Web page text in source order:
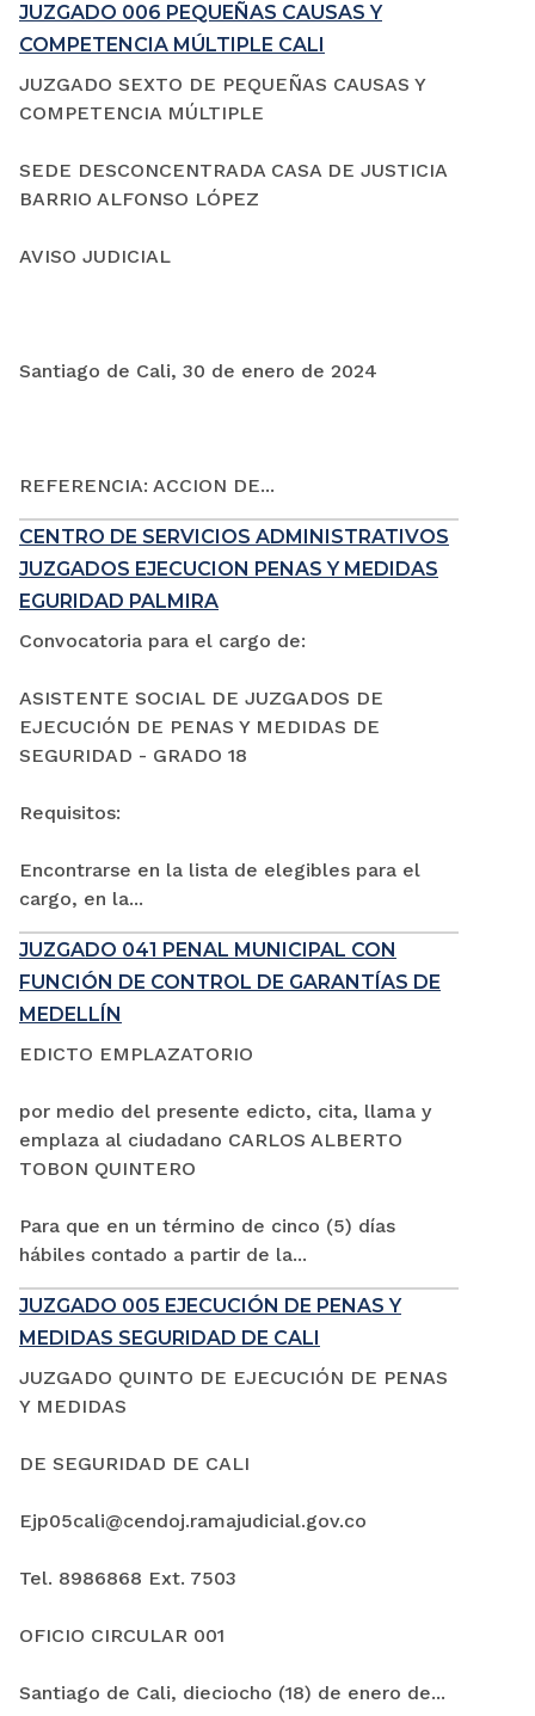
JUZGADO 006 PEQUEÑAS CAUSAS Y
COMPETENCIA MÚLTIPLE CALI
JUZGADO SEXTO DE PEQUEÑAS CAUSAS Y
COMPETENCIA MÚLTIPLE
SEDE DESCONCENTRADA CASA DE JUSTICIA
BARRIO ALFONSO LÓPEZ
AVISO JUDICIAL
Santiago de Cali, 30 de enero de 2024
REFERENCIA: ACCION DE...
CENTRO DE SERVICIOS ADMINISTRATIVOS
JUZGADOS EJECUCION PENAS Y MEDIDAS
EGURIDAD PALMIRA
Convocatoria para el cargo de:
ASISTENTE SOCIAL DE JUZGADOS DE
EJECUCIÓN DE PENAS Y MEDIDAS DE
SEGURIDAD - GRADO 18
Requisitos:
Encontrarse en la lista de elegibles para el
cargo, en la...
JUZGADO 041 PENAL MUNICIPAL CON
FUNCIÓN DE CONTROL DE GARANTÍAS DE
MEDELLÍN
EDICTO EMPLAZATORIO
por medio del presente edicto, cita, llama y
emplaza al ciudadano CARLOS ALBERTO
TOBON QUINTERO
Para que en un término de cinco (5) días
hábiles contado a partir de la...
JUZGADO 005 EJECUCIÓN DE PENAS Y
MEDIDAS SEGURIDAD DE CALI
JUZGADO QUINTO DE EJECUCIÓN DE PENAS
Y MEDIDAS
DE SEGURIDAD DE CALI
Ejp05cali@cendoj.ramajudicial.gov.co
Tel. 8986868 Ext. 7503
OFICIO CIRCULAR 001
Santiago de Cali, dieciocho (18) de enero de...